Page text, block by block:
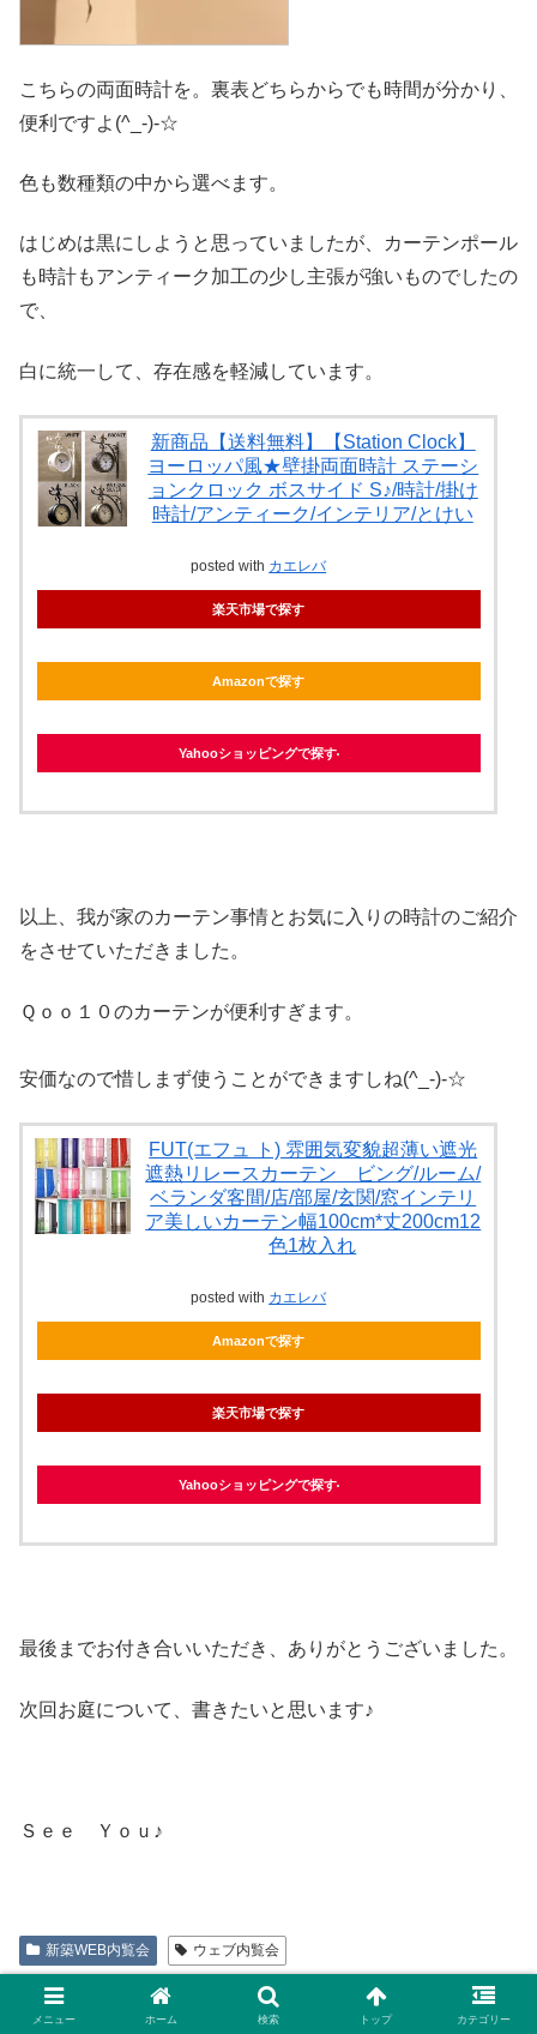
こちらの両面時計を。裏表どちらからでも時間が分かり、
便利ですよ(^_-)-☆
色も数種類の中から選べます。
はじめは黒にしようと思っていましたが、カーテンポール
も時計もアンティーク加工の少し主張が強いものでしたの
で、
白に統一して、存在感を軽減しています。
新商品【送料無料】【Station Clock】
ヨーロッパ風★壁掛両面時計 ステーシ
ョンクロック ボスサイド S♪/時計/掛け
時計/アンティーク/インテリア/とけい
posted with カエレバ
楽天市場で探す
Amazonで探す
Yahooショッピングで探す
以上、我が家のカーテン事情とお気に入りの時計のご紹介
をさせていただきました。
Ｑｏｏ１０のカーテンが便利すぎます。
安価なので惜しまず使うことができますしね(^_-)-☆
FUT(エフュ ト) 雰囲気変貌超薄い遮光
遮熱リレースカーテン ビング/ルーム/
ベランダ客間/店/部屋/玄関/窓インテリ
ア美しいカーテン幅100cm*丈200cm12
色1枚入れ
posted with カエレバ
Amazonで探す
楽天市場で探す
Yahooショッピングで探す
最後までお付き合いいただき、ありがとうございました。
次回お庭について、書きたいと思います♪
Ｓｅｅ Ｙｏｕ♪
新築WEB内覧会 ウェブ内覧会
シェアする
メニュー ホーム 検索 トップ カテゴリー